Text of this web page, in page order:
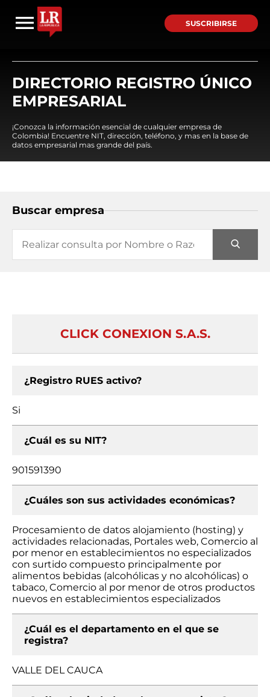
SUSCRIBIRSE
DIRECTORIO REGISTRO ÚNICO
EMPRESARIAL
¡Conozca la información esencial de cualquier empresa de
Colombia! Encuentre NIT, dirección, teléfono, y mas en la base de
datos empresarial mas grande del país.
Buscar empresa
CLICK CONEXION S.A.S.
¿Registro RUES activo?
Si
¿Cuál es su NIT?
901591390
¿Cuáles son sus actividades económicas?
Procesamiento de datos alojamiento (hosting) y
actividades relacionadas, Portales web, Comercio al
por menor en establecimientos no especializados
con surtido compuesto principalmente por
alimentos bebidas (alcohólicas y no alcohólicas) o
tabaco, Comercio al por menor de otros productos
nuevos en establecimientos especializados
¿Cuál es el departamento en el que se
registra?
VALLE DEL CAUCA